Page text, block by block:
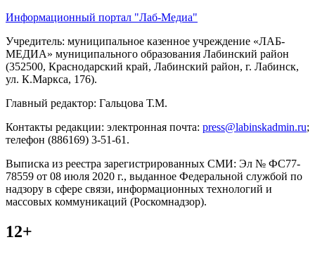
Информационный портал "Лаб-Медиа"
Учредитель: муниципальное казенное учреждение «ЛАБ-
МЕДИА» муниципального образования Лабинский район
(352500, Краснодарский край, Лабинский район, г. Лабинск,
ул. К.Маркса, 176).
Главный редактор: Гальцова Т.М.
Контакты редакции: электронная почта: press@labinskadmin.ru;
телефон (886169) 3-51-61.
Выписка из реестра зарегистрированных СМИ: Эл № ФС77-
78559 от 08 июля 2020 г., выданное Федеральной службой по
надзору в сфере связи, информационных технологий и
массовых коммуникаций (Роскомнадзор).
12+